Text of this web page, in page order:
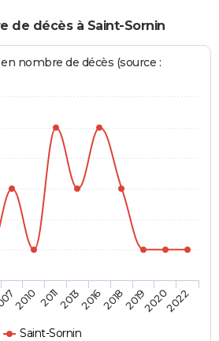
de décès à Saint-Sornin
nombre de décès (source :
Saint-Sornin
2010 2011201320162018201920202022